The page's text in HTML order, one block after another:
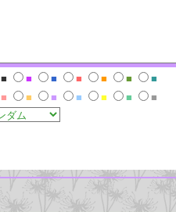
■ ■ ■ ■ ■ ■
■
■ ■ ■ ■ ■ ■
■